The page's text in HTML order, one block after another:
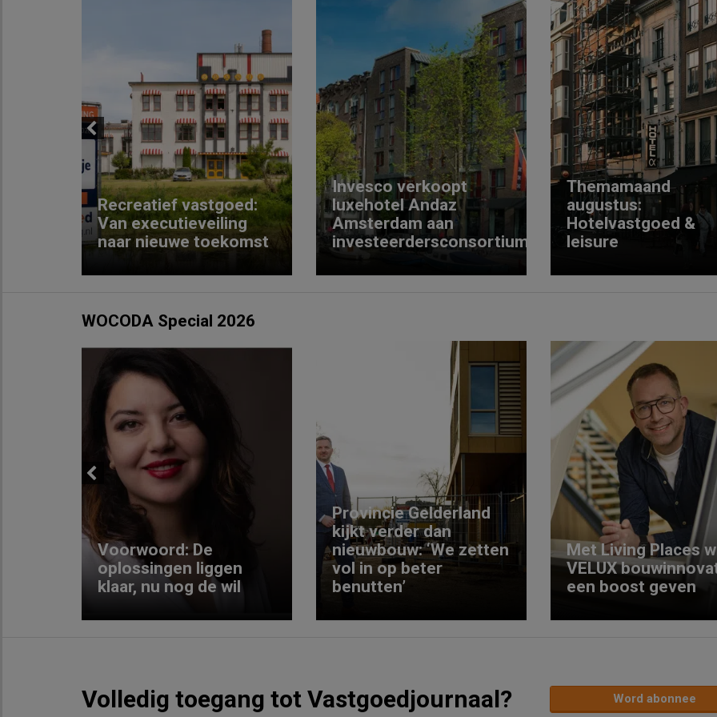
Previous
Recreatief vastgoed:
Van executieveiling
naar nieuwe toekomst
Invesco verkoopt
luxehotel Andaz
Amsterdam aan
investeerdersconsortium
Themamaand
augustus:
Hotelvastgoed &
leisure
WOCODA Special 2026
Previous
Voorwoord: De
oplossingen liggen
klaar, nu nog de wil
Provincie Gelderland
kijkt verder dan
nieuwbouw: ‘We zetten
vol in op beter
benutten’
Met Living Places
VELUX
een boost geven
Volledig toegang tot Vastgoedjournaal? Word abonnee